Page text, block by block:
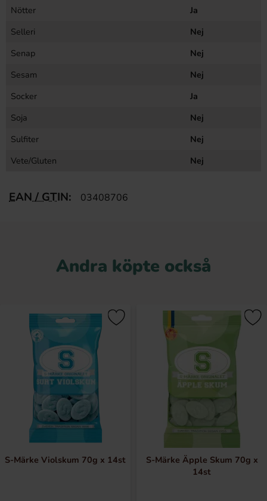
Nötter
Ja
Selleri
Nej
Senap
Nej
Sesam
Nej
Socker
Ja
Soja
Nej
Sulfiter
Nej
Vete/Gluten
Nej
EAN / GTIN: 03408706
Andra köpte också
S-Märke Violskum 70g x 14st
S-Märke Äpple Skum 70g x
14st